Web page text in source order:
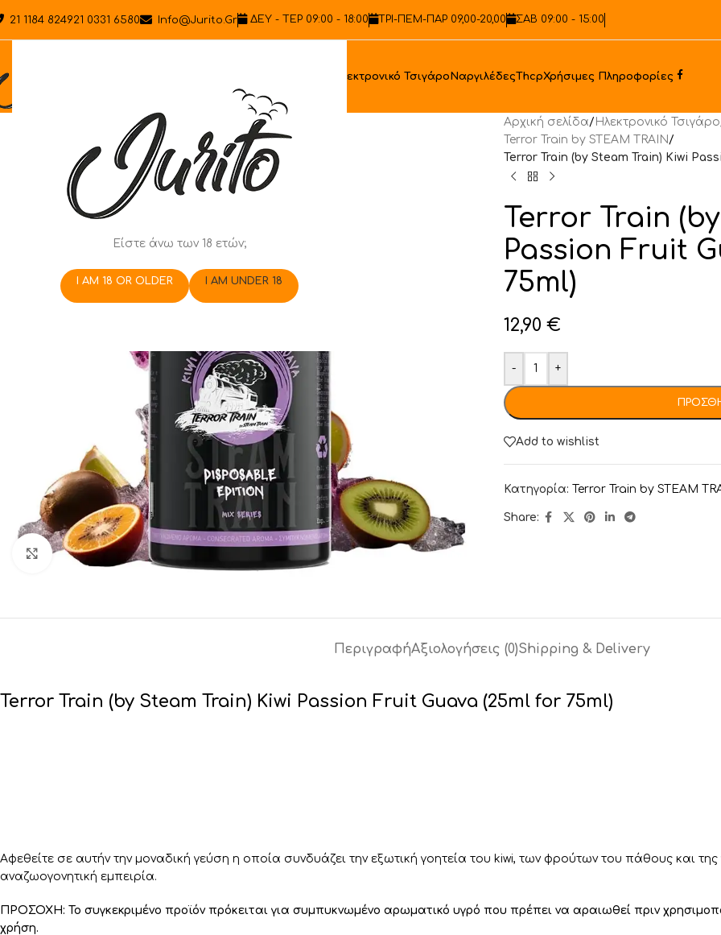
Είστε άνω των 18 ετών;
I AM 18 OR OLDER I AM UNDER 18
21 1184 824921 0331 6580 Info@jurito.gr ΔΕΥ - ΤΕΡ 09:00 - 18:00 ΤΡΙ-ΠΕΜ-ΠΑΡ 09,00-20,00 ΣΑΒ 09:00 - 15:00
Ηλεκτρονικό Τσιγάρο ΝαργιλέδεςThcpΧρήσιμες Πληροφορίες
Click to enlarge
Αρχική σελίδα/ Ηλεκτρονικό Τσιγάρο
Terror Train by STEAM TRAIN /
Terror Train (by Steam Train) Kiwi
Terror Train
Passion Fruit
75ml)
12,90 €
- +
Add to wishlist
Κατηγορία: Terror Train by STEAM
Share:
ΠεριγραφήΑξιολογήσεις (0)Shipping & Delivery
Terror Train (by Steam Train) Kiwi Passion Fruit Guava (25ml for 75ml)
Αφεθείτε σε αυτήν την μοναδική γεύση η οποία συνδυάζει την εξωτική γοητεία του kiwi, των φρούτων του πάθους και
αναζωογονητική εμπειρία.
ΠΡΟΣΟΧΗ: Το συγκεκριμένο προϊόν πρόκειται για συμπυκνωμένο αρωματικό υγρό που πρέπει να αραιωθεί πριν
χρήση.